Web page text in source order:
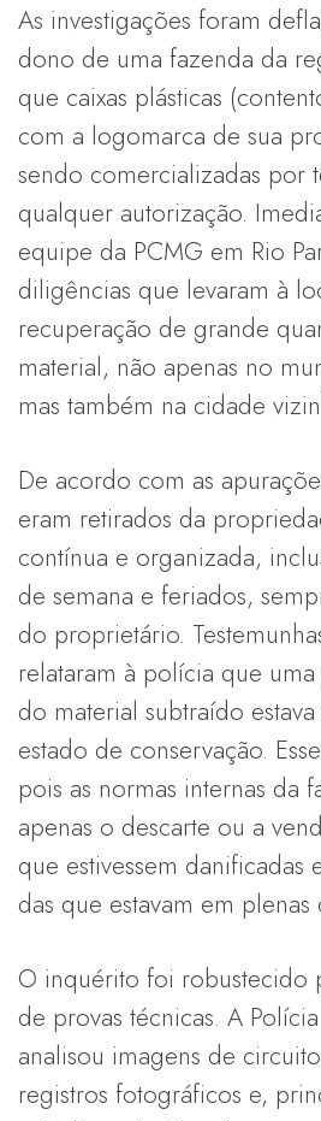
As investigações foram
dono de uma fazenda da
que caixas plásticas
com a logomarca de sua
sendo comercializadas por
qualquer autorização.
equipe da PCMG em Rio
diligências que levaram à
recuperação de grande
material, não apenas no
mas também na cidade
De acordo com as
eram retirados da
contínua e organizada,
de semana e feriados,
do proprietário.
relataram à polícia que
do material subtraído
estado de conservação.
pois as normas internas da
apenas o descarte ou a
que estivessem danificadas
das que estavam em
O inquérito foi robustecido
de provas técnicas. A
analisou imagens de
registros fotográficos e,